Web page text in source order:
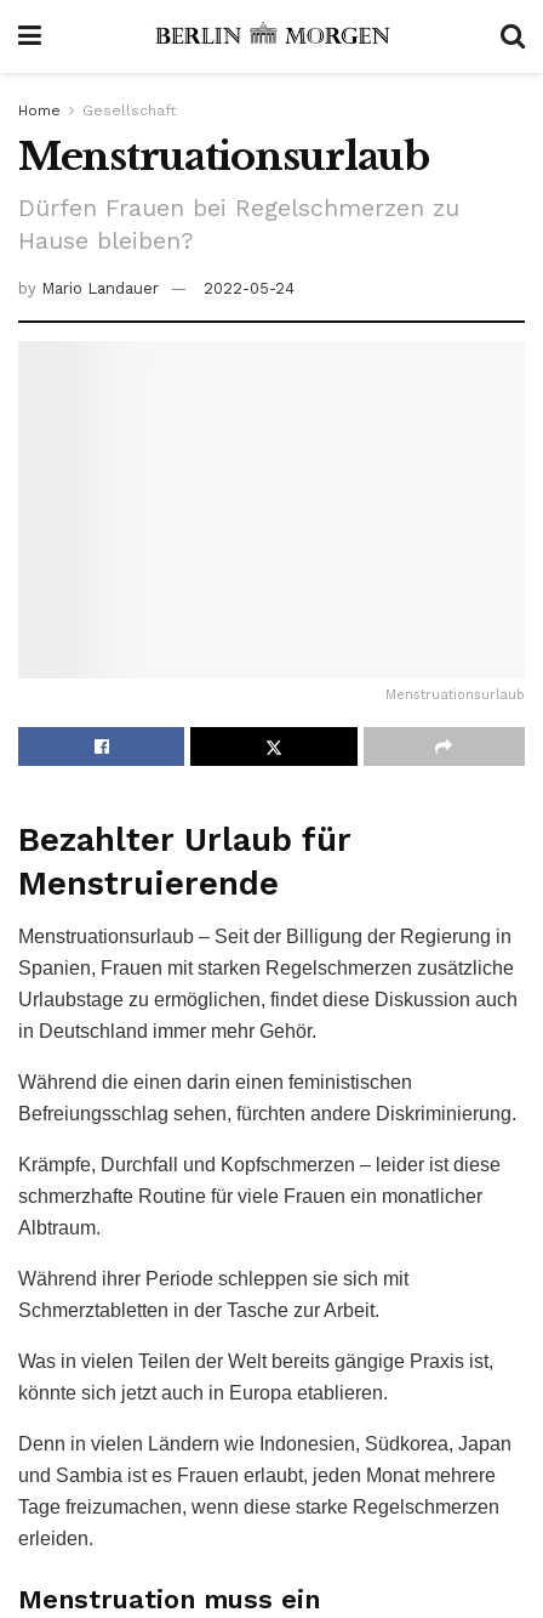
Home Gesellschaft
Menstruationsurlaub
Dürfen Frauen bei Regelschmerzen zu
Hause bleiben?
by Mario Landauer 2022-05-24
Menstruationsurlaub
Bezahlter Urlaub für
Menstruierende
Menstruationsurlaub – Seit der Billigung der Regierung in
Spanien, Frauen mit starken Regelschmerzen zusätzliche
Urlaubstage zu ermöglichen, findet diese Diskussion auch
in Deutschland immer mehr Gehör.
Während die einen darin einen feministischen
Befreiungsschlag sehen, fürchten andere Diskriminierung.
Krämpfe, Durchfall und Kopfschmerzen – leider ist diese
schmerzhafte Routine für viele Frauen ein monatlicher
Albtraum.
Während ihrer Periode schleppen sie sich mit
Schmerztabletten in der Tasche zur Arbeit.
Was in vielen Teilen der Welt bereits gängige Praxis ist,
könnte sich jetzt auch in Europa etablieren.
Denn in vielen Ländern wie Indonesien, Südkorea, Japan
und Sambia ist es Frauen erlaubt, jeden Monat mehrere
Tage freizumachen, wenn diese starke Regelschmerzen
erleiden.
Menstruation muss ein